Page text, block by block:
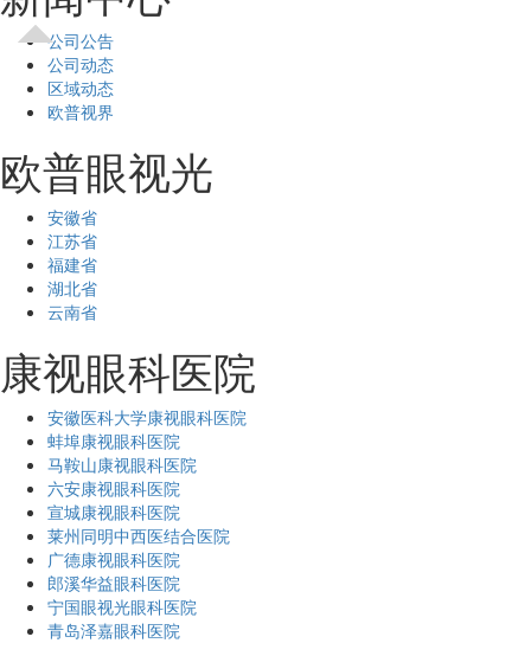
公司公告
公司动态
区域动态
欧普视界
欧普眼视光
安徽省
江苏省
福建省
湖北省
云南省
康视眼科医院
安徽医科大学康视眼科医院
蚌埠康视眼科医院
马鞍山康视眼科医院
六安康视眼科医院
宣城康视眼科医院
莱州同明中西医结合医院
广德康视眼科医院
郎溪华益眼科医院
宁国眼视光眼科医院
青岛泽嘉眼科医院